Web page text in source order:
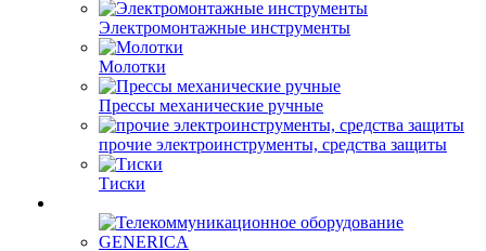
Электромонтажные инструменты
Молотки
Прессы механические ручные
прочие электроинструменты, средства защиты
Тиски